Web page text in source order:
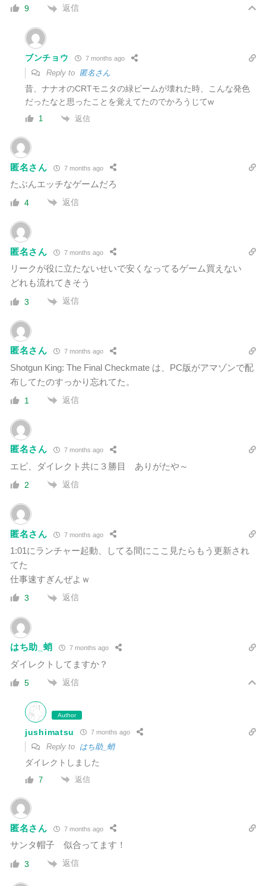
9 返信
ブンチョウ 7 months ago
Reply to 匿名さん
昔、ナナオのCRTモニタの緑ビームが壊れた時、こんな発色
だったなと思ったことを覚えてたのでかろうじてw
1 返信
匿名さん 7 months ago
たぶんエッチなゲームだろ
4 返信
匿名さん 7 months ago
リークが役に立たないせいで安くなってるゲーム買えない
どれも流れてきそう
3 返信
匿名さん 7 months ago
Shotgun King: The Final Checkmate は、PC版がアマゾンで配
布してたのすっかり忘れてた。
1 返信
匿名さん 7 months ago
エピ、ダイレクト共に３勝目 ありがたや～
2 返信
匿名さん 7 months ago
1:01にランチャー起動、してる間にここ見たらもう更新され
てた
仕事速すぎんぜよｗ
3 返信
はち助_蛸 7 months ago
ダイレクトしてますか？
5 返信
Author
jushimatsu 7 months ago
Reply to はち助_蛸
ダイレクトしました
7 返信
匿名さん 7 months ago
サンタ帽子 似合ってます！
3 返信